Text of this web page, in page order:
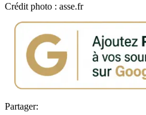
Crédit photo : asse.fr
Partager: